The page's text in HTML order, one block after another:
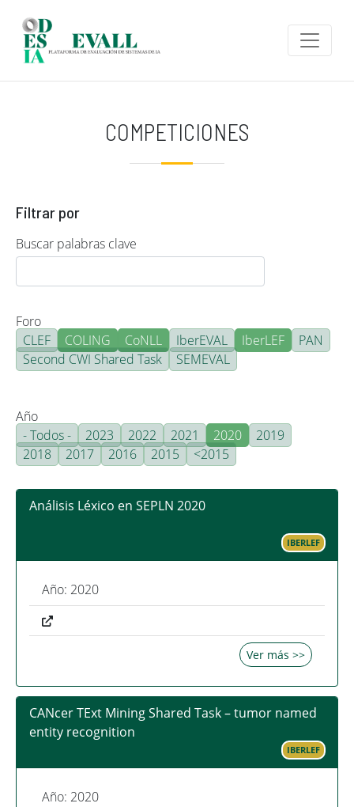
COMPETICIONES
Filtrar por
Buscar palabras clave
Foro
CLEF
COLING CoNLL IberEVAL IberLEF
PAN
Second CWI Shared Task
SEMEVAL
Año
- Todos -
2023 2022 2021 2020
2019
2018
2017 2016 2015 <2015
Análisis Léxico en SEPLN 2020
IBERLEF
Año: 2020
Ver más >>
CANcer TExt Mining Shared Task – tumor named
entity recognition
IBERLEF
Año: 2020